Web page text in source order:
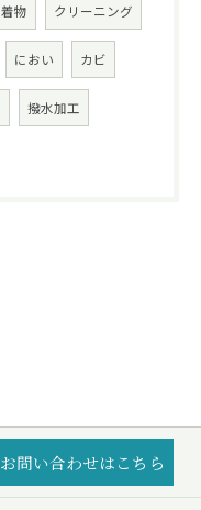
着物 クリーニング
におい カビ
撥水加工
お問い合わせはこちら